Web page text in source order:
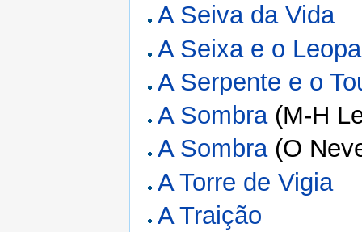
A Seiva da Vida
A Seixa e o
A Serpente e o
A Sombra(M-H
A Sombra(O
A Torre de Vigia
A Traição